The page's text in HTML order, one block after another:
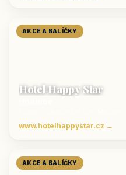
AKCE A BALÍČKY
Hotel Happy Star
www.hotelhappystar.cz →
AKCE A BALÍČKY